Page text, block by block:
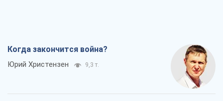
Когда закончится война?
Юрий Христензен 9,3 т.